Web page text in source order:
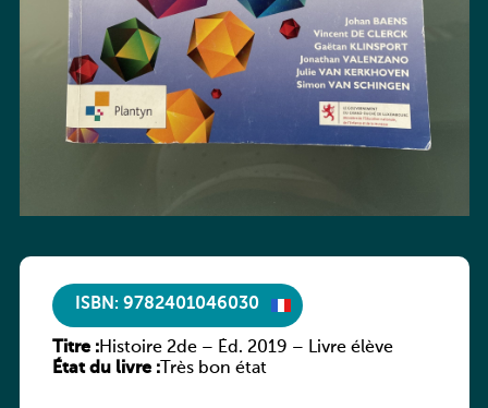
ISBN: 9782401046030
Titre :Histoire 2de – Éd. 2019 – Livre élève
État du livre :Très bon état